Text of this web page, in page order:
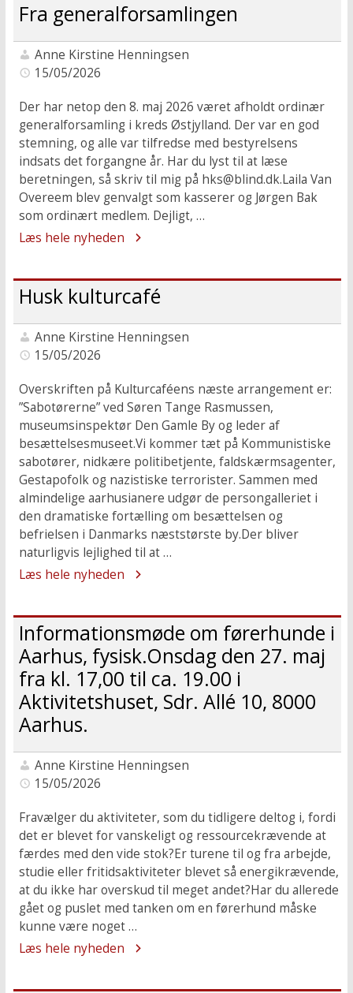
Fra generalforsamlingen
Anne Kirstine Henningsen
15/05/2026
Der har netop den 8. maj 2026 været afholdt ordinær
generalforsamling i kreds Østjylland. Der var en god
stemning, og alle var tilfredse med bestyrelsens
indsats det forgangne år. Har du lyst til at læse
beretningen, så skriv til mig på hks@blind.dk.Laila Van
Overeem blev genvalgt som kasserer og Jørgen Bak
som ordinært medlem. Dejligt, …
Læs hele nyheden
Husk kulturcafé
Anne Kirstine Henningsen
15/05/2026
Overskriften på Kulturcaféens næste arrangement er:
”Sabotørerne” ved Søren Tange Rasmussen,
museumsinspektør Den Gamle By og leder af
besættelsesmuseet.Vi kommer tæt på Kommunistiske
sabotører, nidkære politibetjente, faldskærmsagenter,
Gestapofolk og nazistiske terrorister. Sammen med
almindelige aarhusianere udgør de persongalleriet i
den dramatiske fortælling om besættelsen og
befrielsen i Danmarks næststørste by.Der bliver
naturligvis lejlighed til at …
Læs hele nyheden
Informationsmøde om førerhunde i
Aarhus, fysisk.Onsdag den 27. maj
fra kl. 17,00 til ca. 19.00 i
Aktivitetshuset, Sdr. Allé 10, 8000
Aarhus.
Anne Kirstine Henningsen
15/05/2026
Fravælger du aktiviteter, som du tidligere deltog i, fordi
det er blevet for vanskeligt og ressourcekrævende at
færdes med den vide stok?Er turene til og fra arbejde,
studie eller fritidsaktiviteter blevet så energikrævende,
at du ikke har overskud til meget andet?Har du allerede
gået og puslet med tanken om en førerhund måske
kunne være noget …
Læs hele nyheden